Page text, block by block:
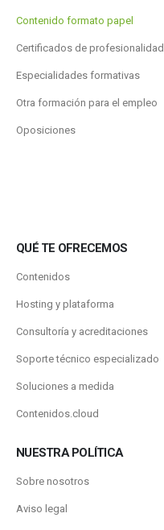
Contenido formato papel
Certificados de profesionalidad
Especialidades formativas
Otra formación para el empleo
Oposiciones
QUÉ TE OFRECEMOS
Contenidos
Hosting y plataforma
Consultoría y acreditaciones
Soporte técnico especializado
Soluciones a medida
Contenidos.cloud
NUESTRA POLÍTICA
Sobre nosotros
Aviso legal